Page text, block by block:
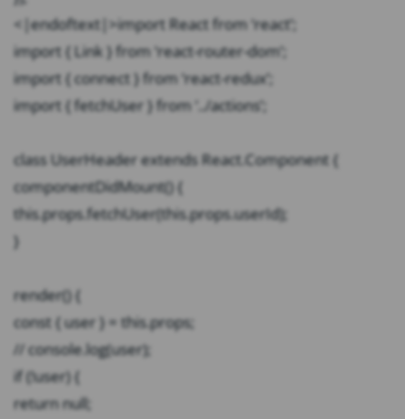
<|endoftext|>import React from ‘react’;
import { Link } from ‘react-router-dom’;
import { connect } from ‘react-redux’;
import { fetchUser } from ‘../actions’;
class UserHeader extends React.Component {
componentDidMount() {
this.props.fetchUser(this.props.userId);
}
render() {
const { user } = this.props;
// console.log(user);
if (!user) {
return null;